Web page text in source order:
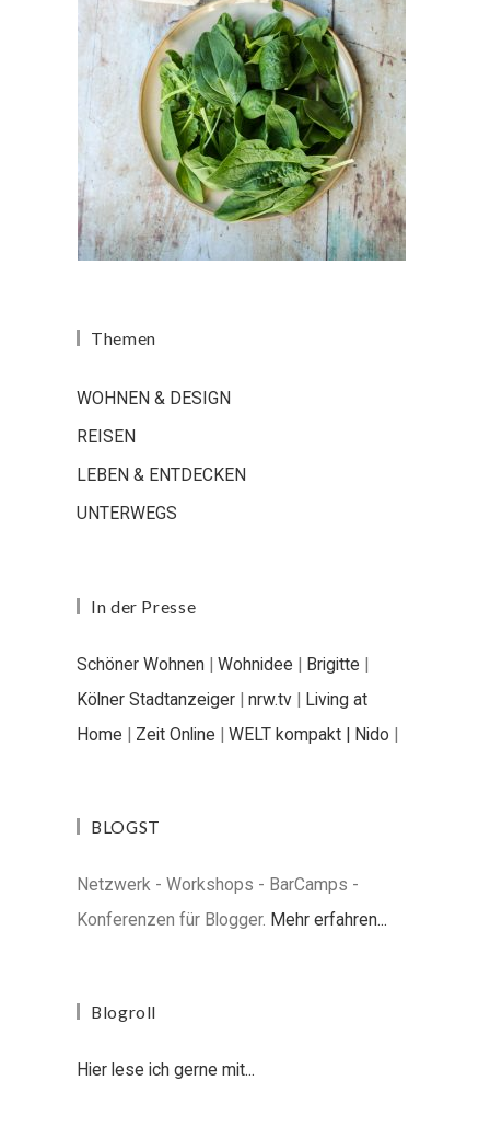
Themen
WOHNEN & DESIGN
REISEN
LEBEN & ENTDECKEN
UNTERWEGS
In der Presse
Schöner Wohnen | Wohnidee | Brigitte |
Kölner Stadtanzeiger | nrw.tv | Living at
Home | Zeit Online | WELT kompakt | Nido |
BLOGST
Netzwerk - Workshops - BarCamps -
Konferenzen für Blogger. Mehr erfahren...
Blogroll
Hier lese ich gerne mit...